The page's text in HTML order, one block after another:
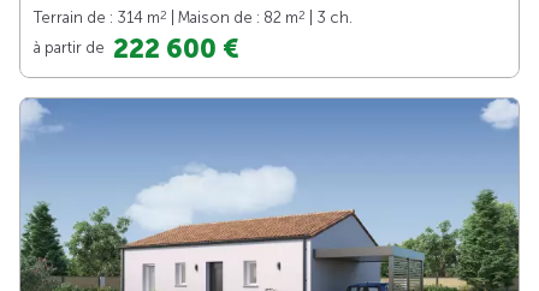
Terrain de : 314 m2 | Maison de : 82 m2
| 3 ch.
à partir de 222 600 €